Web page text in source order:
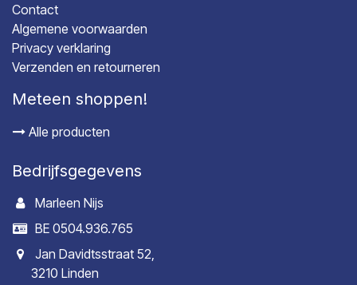
Contact
Algemene voorwaarden
Privacy verklaring
Verzenden en retourneren
Meteen shoppen!
Alle producten
Bedrijfsgegevens
Marleen Nijs
BE 0504.936.765
Jan Davidtsstraat 52,
3210 Linden